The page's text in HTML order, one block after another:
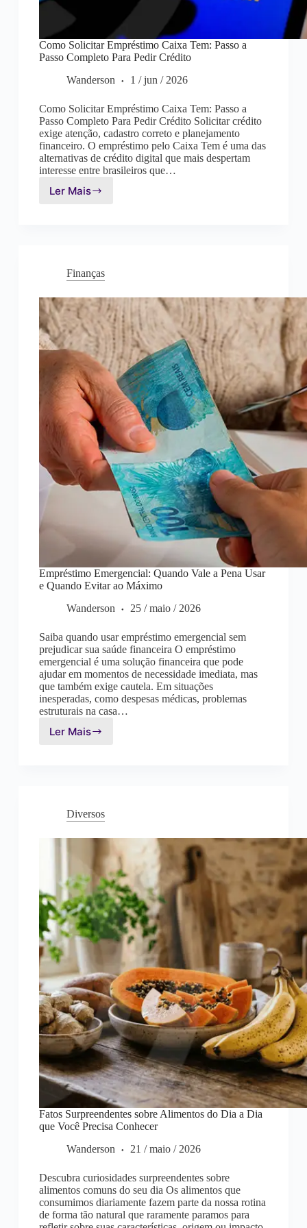
Como Solicitar Empréstimo Caixa Tem: Passo a
Passo Completo Para Pedir Crédito
Wanderson
1 / jun / 2026
Como Solicitar Empréstimo Caixa Tem: Passo a
Passo Completo Para Pedir Crédito Solicitar crédito
exige atenção, cadastro correto e planejamento
financeiro. O empréstimo pelo Caixa Tem é uma das
alternativas de crédito digital que mais despertam
interesse entre brasileiros que…
Ler Mais
Como
a
Completo
Para
Pedir
Crédito
Finanças
Empréstimo Emergencial: Quando Vale a Pena Usar
e Quando Evitar ao Máximo
Wanderson
25 / maio / 2026
Saiba quando usar empréstimo emergencial sem
prejudicar sua saúde financeira O empréstimo
emergencial é uma solução financeira que pode
ajudar em momentos de necessidade imediata, mas
que também exige cautela. Em situações
inesperadas, como despesas médicas, problemas
estruturais na casa…
Ler MaisEmpréstimo
Usar
Quando
Evitar
Máximo
Diversos
Fatos Surpreendentes sobre Alimentos do Dia a Dia
que Você Precisa Conhecer
Wanderson
21 / maio / 2026
Descubra curiosidades surpreendentes sobre
alimentos comuns do seu dia Os alimentos que
consumimos diariamente fazem parte da nossa rotina
de forma tão natural que raramente paramos para